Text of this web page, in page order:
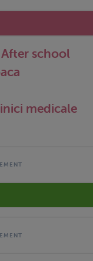
After school
medicale